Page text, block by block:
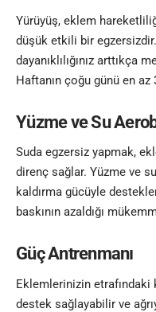
Yürüyüş, eklem
düşük etkili bir
dayanıklılığınız arttıkça
Haftanın çoğu günü en
Yüzme ve Su
Suda egzersiz yapmak,
direnç sağlar. Yüzme ve
kaldırma gücüyle
baskının azaldığı
Güç Antrenmanı
Eklemlerinizin etrafındaki
destek sağlayabilir ve